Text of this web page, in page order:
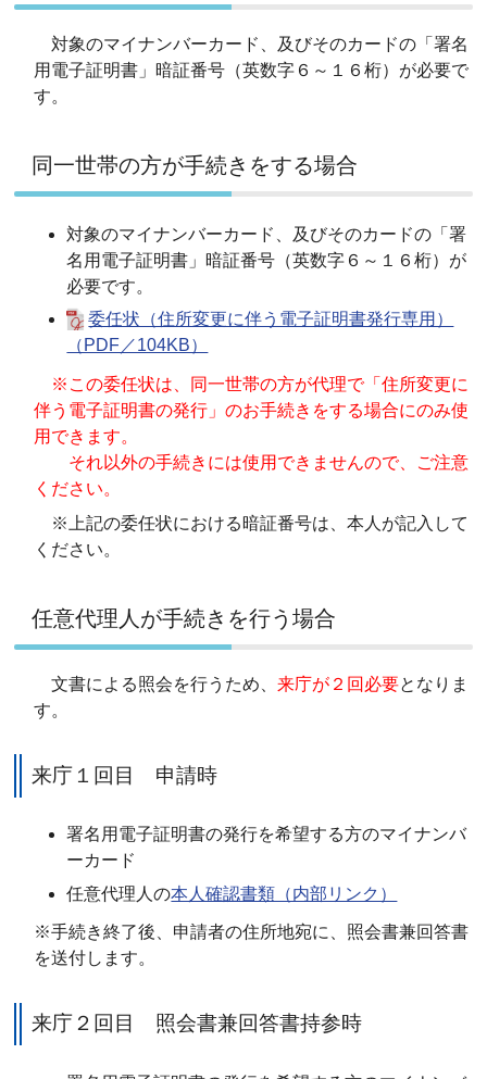
対象のマイナンバーカード
、及びそのカードの「署名
用電子証明書」暗証番号（英数字６～１６桁）が必要で
す。
同一世帯の方が手続きをする場合
対象のマイナンバーカード
、及びそのカードの「署
名用電子証明書」暗証番号（英数字６～１６桁）が
必要です。
委任状（住所変更に伴う電子証明書発行専用）
（PDF／104KB）
※この委任状は、同一世帯の方が代理で「住所変更に
伴う電子証明書の発行」のお手続きをする場合にのみ使
用できます。
それ以外の手続きには使用できませんので、ご注意
ください。
※上記の委任状における暗証番号は、本人が記入して
ください。
任意代理人が手続きを行う場合
文書による照会を行うため、来庁が２回必要となりま
す。
来庁１回目 申請時
署名用電子証明書の発行を希望する方のマイナンバ
ーカード
任意代理人の本人確認書類（内部リンク）
※手続き終了後、申請者の住所地宛に、照会書兼回答書
を送付します。
来庁２回目 照会書兼回答書持参時